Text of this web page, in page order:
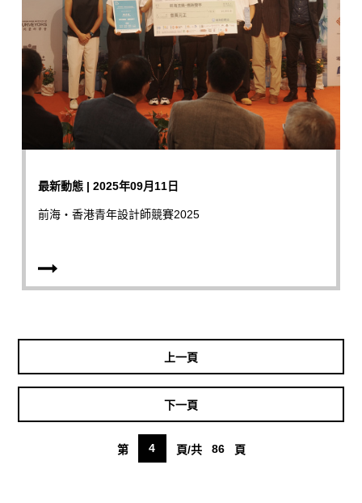
最新動態 | 2025年09月11日
前海‧香港青年設計師競賽2025
上一頁
第 4 頁/共 86 頁
下一頁